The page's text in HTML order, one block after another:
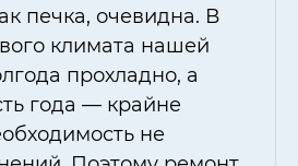
печка, очевидна. В
климата нашей
прохладно, а
года — крайне
не